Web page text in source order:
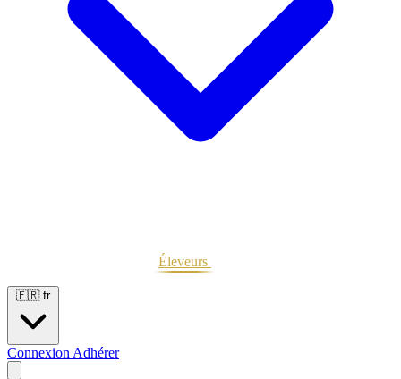
Éleveurs
🇫🇷 fr
Connexion Adhérer